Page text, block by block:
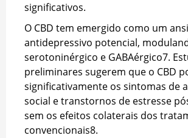
significativos.
O CBD tem emergido como um
antidepressivo potencial,
serotoninérgico e GABAérgico7.
preliminares sugerem que o CBD
significativamente os sintomas de
social e transtornos de estresse
sem os efeitos colaterais dos
convencionais8.